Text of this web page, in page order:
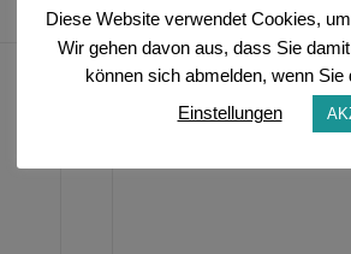
Diese Website verwendet Cookies,
Wir gehen davon aus, dass Sie
können sich abmelden, wenn Sie
Einstellungen